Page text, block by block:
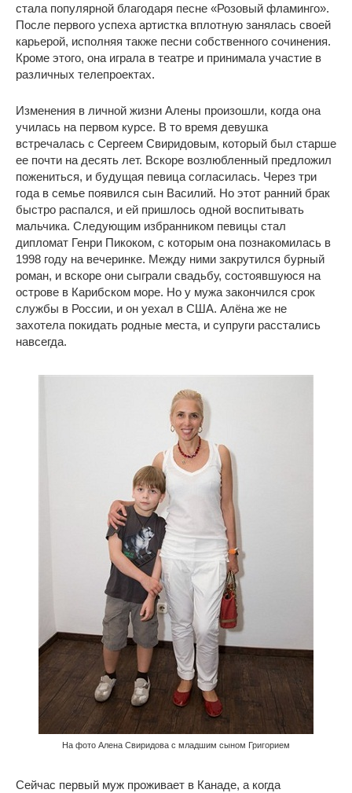
стала популярной благодаря песне «Розовый фламинго».
После первого успеха артистка вплотную занялась своей
карьерой, исполняя также песни собственного сочинения.
Кроме этого, она играла в театре и принимала участие в
различных телепроектах.
Изменения в личной жизни Алены произошли, когда она
училась на первом курсе. В то время девушка
встречалась с Сергеем Свиридовым, который был старше
ее почти на десять лет. Вскоре возлюбленный предложил
пожениться, и будущая певица согласилась. Через три
года в семье появился сын Василий. Но этот ранний брак
быстро распался, и ей пришлось одной воспитывать
мальчика. Следующим избранником певицы стал
дипломат Генри Пикоком, с которым она познакомилась в
1998 году на вечеринке. Между ними закрутился бурный
роман, и вскоре они сыграли свадьбу, состоявшуюся на
острове в Карибском море. Но у мужа закончился срок
службы в России, и он уехал в США. Алёна же не
захотела покидать родные места, и супруги расстались
навсегда.
На фото Алена Свиридова с младшим сыном Григорием
Сейчас первый муж проживает в Канаде, а когда